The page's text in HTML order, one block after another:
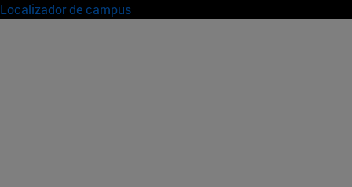
Localizador de campus